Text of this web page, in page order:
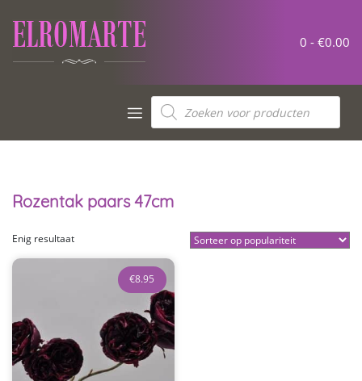
naar
inhoud
0 - €0.00
Producten
zoeken
Rozentak paars 47cm
Enig resultaat
€8.95